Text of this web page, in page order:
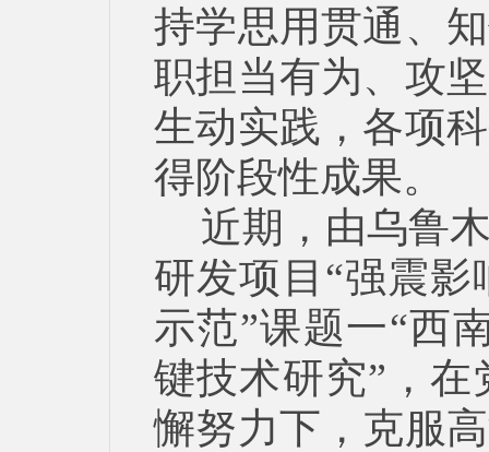
持学思用贯通、
职担当有为、攻
生动实践，各项
得阶段性成果。
近期，由乌鲁
研发项目“强震
示范”课题一“西
键技术研究”，
懈努力下，克服